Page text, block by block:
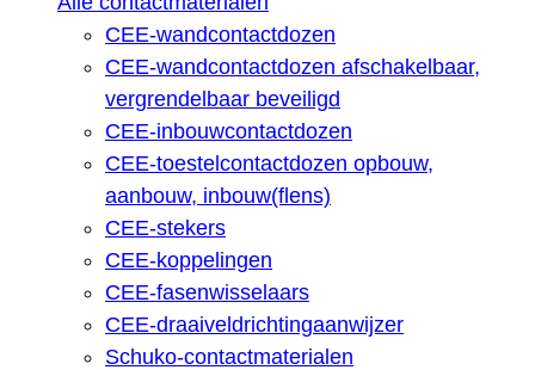
CEE-wandcontactdozen
CEE-wandcontactdozen afschakelbaar,
vergrendelbaar beveiligd
CEE-inbouwcontactdozen
CEE-toestelcontactdozen opbouw,
aanbouw, inbouw(flens)
CEE-stekers
CEE-koppelingen
CEE-fasenwisselaars
CEE-draaiveldrichtingaanwijzer
Schuko-contactmaterialen